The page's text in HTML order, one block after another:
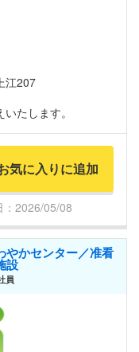
江207
たします。
気に入りに追加
2026/05/08
やかセンター／准看
設
員